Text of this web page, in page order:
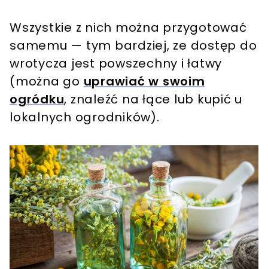
Wszystkie z nich można przygotować
samemu — tym bardziej, ze dostęp do
wrotycza jest powszechny i łatwy
(można go uprawiać w swoim
ogródku, znaleźć na łące lub kupić u
lokalnych ogrodników).